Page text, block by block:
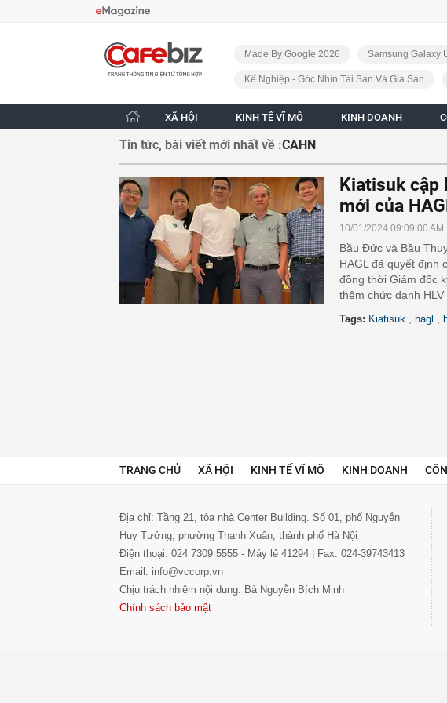
CafeBiz - Trang chủ
Made By Google 2026
Samsung Galaxy
Kế Nghiệp - Góc Nhìn Tài Sản Và Gia Sản
XÃ HỘI KINH TẾ VĨ MÔ KINH DOANH
Tin tức, bài viết mới nhất về :CAHN
Kiatisuk cập
mới của
10/01/2024 09:09:00 AM
Bầu Đức và Bầu
HAGL đã quyết định
đồng thời Giám đốc
thêm chức danh HLV
Tags: Kiatisuk hagl
TRANG CHỦ XÃ HỘI KINH TẾ VĨ MÔ KINH DOANH
Địa chỉ: Tầng 21, tòa nhà Center Building. Số 01, phố Nguyễn
Huy Tưởng, phường Thanh Xuân, thành phố Hà Nội
Điện thoại: 024 7309 5555 - Máy lẻ 41294 | Fax: 024-39743413
Email: info@vccorp.vn
Chịu trách nhiệm nội dung: Bà Nguyễn Bích Minh
Chính sách bảo mật